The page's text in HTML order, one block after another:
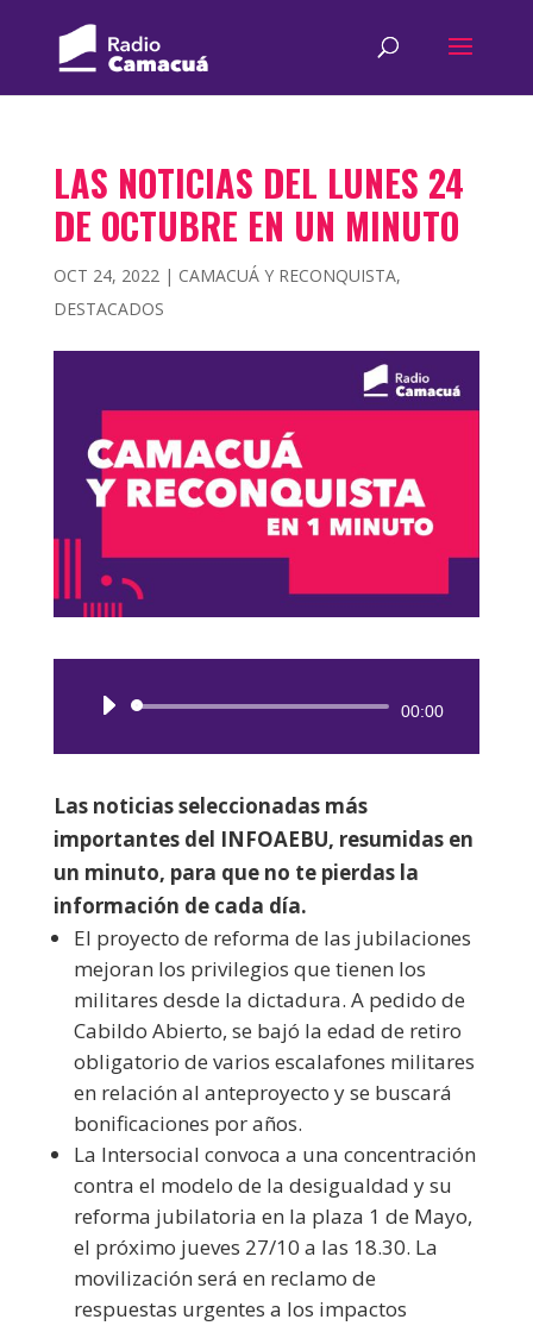
LAS NOTICIAS DEL LUNES 24
DE OCTUBRE EN UN MINUTO
OCT 24, 2022| CAMACUÁ Y RECONQUISTA,
DESTACADOS
Reproductor
00:00
Las noticias seleccionadas más
importantes del INFOAEBU, resumidas en
un minuto, para que no te pierdas la
información de cada día.
El proyecto de reforma de las jubilaciones
mejoran los privilegios que tienen los
militares desde la dictadura. A pedido de
Cabildo Abierto, se bajó la edad de retiro
obligatorio de varios escalafones militares
en relación al anteproyecto y se buscará
bonificaciones por años.
La Intersocial convoca a una concentración
contra el modelo de la desigualdad y su
reforma jubilatoria en la plaza 1 de Mayo,
el próximo jueves 27/10 a las 18.30. La
movilización será en reclamo de
respuestas urgentes a los impactos